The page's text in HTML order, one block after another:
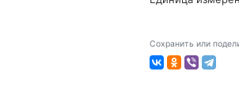
Сохранить или